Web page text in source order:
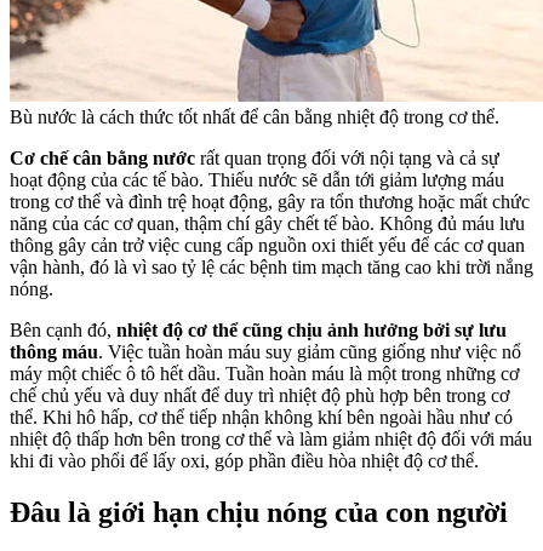
Bù nước là cách thức tốt nhất để cân bằng nhiệt độ trong cơ thể.
Cơ chế cân bằng nước rất quan trọng đối với nội tạng và cả sự
hoạt động của các tế bào. Thiếu nước sẽ dẫn tới giảm lượng máu
trong cơ thể và đình trệ hoạt động, gây ra tổn thương hoặc mất chức
năng của các cơ quan, thậm chí gây chết tế bào. Không đủ máu lưu
thông gây cản trở việc cung cấp nguồn oxi thiết yếu để các cơ quan
vận hành, đó là vì sao tỷ lệ các bệnh tim mạch tăng cao khi trời nắng
nóng.
Bên cạnh đó, nhiệt độ cơ thể cũng chịu ảnh hưởng bởi sự lưu
thông máu. Việc tuần hoàn máu suy giảm cũng giống như việc nổ
máy một chiếc ô tô hết dầu. Tuần hoàn máu là một trong những cơ
chế chủ yếu và duy nhất để duy trì nhiệt độ phù hợp bên trong cơ
thể. Khi hô hấp, cơ thể tiếp nhận không khí bên ngoài hầu như có
nhiệt độ thấp hơn bên trong cơ thể và làm giảm nhiệt độ đối với máu
khi đi vào phổi để lấy oxi, góp phần điều hòa nhiệt độ cơ thể.
Đâu là giới hạn chịu nóng của con người